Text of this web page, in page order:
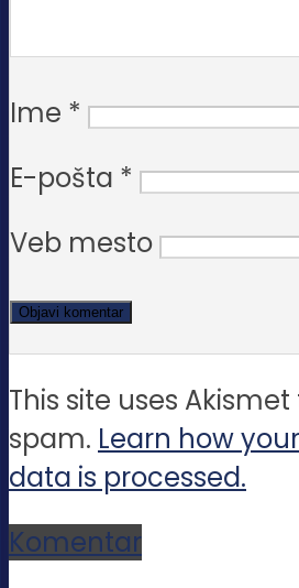
Ime *
E-pošta *
Veb mesto
This site uses
spam. Learn how
data is processed.
Komentar